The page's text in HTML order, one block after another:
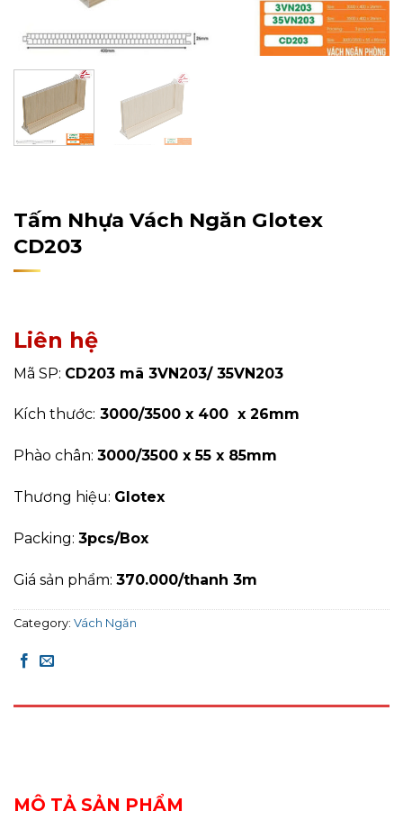
Tấm Nhựa Vách Ngăn Glotex
CD203
Liên hệ
Mã SP: CD203 mã 3VN203/ 35VN203
Kích thước: 3000/3500 x 400 x 26mm
Phào chân: 3000/3500 x 55 x 85mm
Thương hiệu: Glotex
Packing: 3pcs/Box
Giá sản phẩm: 370.000/thanh 3m
Category: Vách Ngăn
MÔ TẢ SẢN PHẨM